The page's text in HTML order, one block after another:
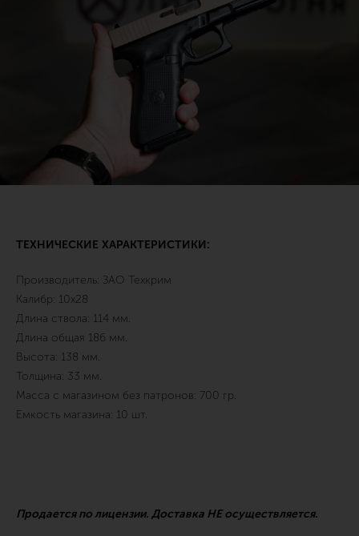
ТЕХНИЧЕСКИЕ ХАРАКТЕРИСТИКИ:
Производитель: ЗАО Техкрим
Калибр: 10х28
Длина ствола: 114 мм.
Длина общая 186 мм.
Высота: 138 мм.
Толщина: 33 мм.
Масса с магазином без патронов: 700 гр.
Емкость магазина: 10 шт.
Продается по лицензии. Доставка НЕ осуществляется.